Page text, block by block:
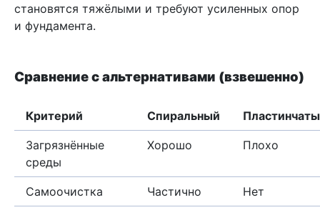
становятся тяжёлыми и требуют усиленных опор
и фундамента.
Сравнение с альтернативами (взвешенно)
Критерий Спиральный
Загрязнённые
среды
Хорошо Плохо
Самоочистка Частично Нет